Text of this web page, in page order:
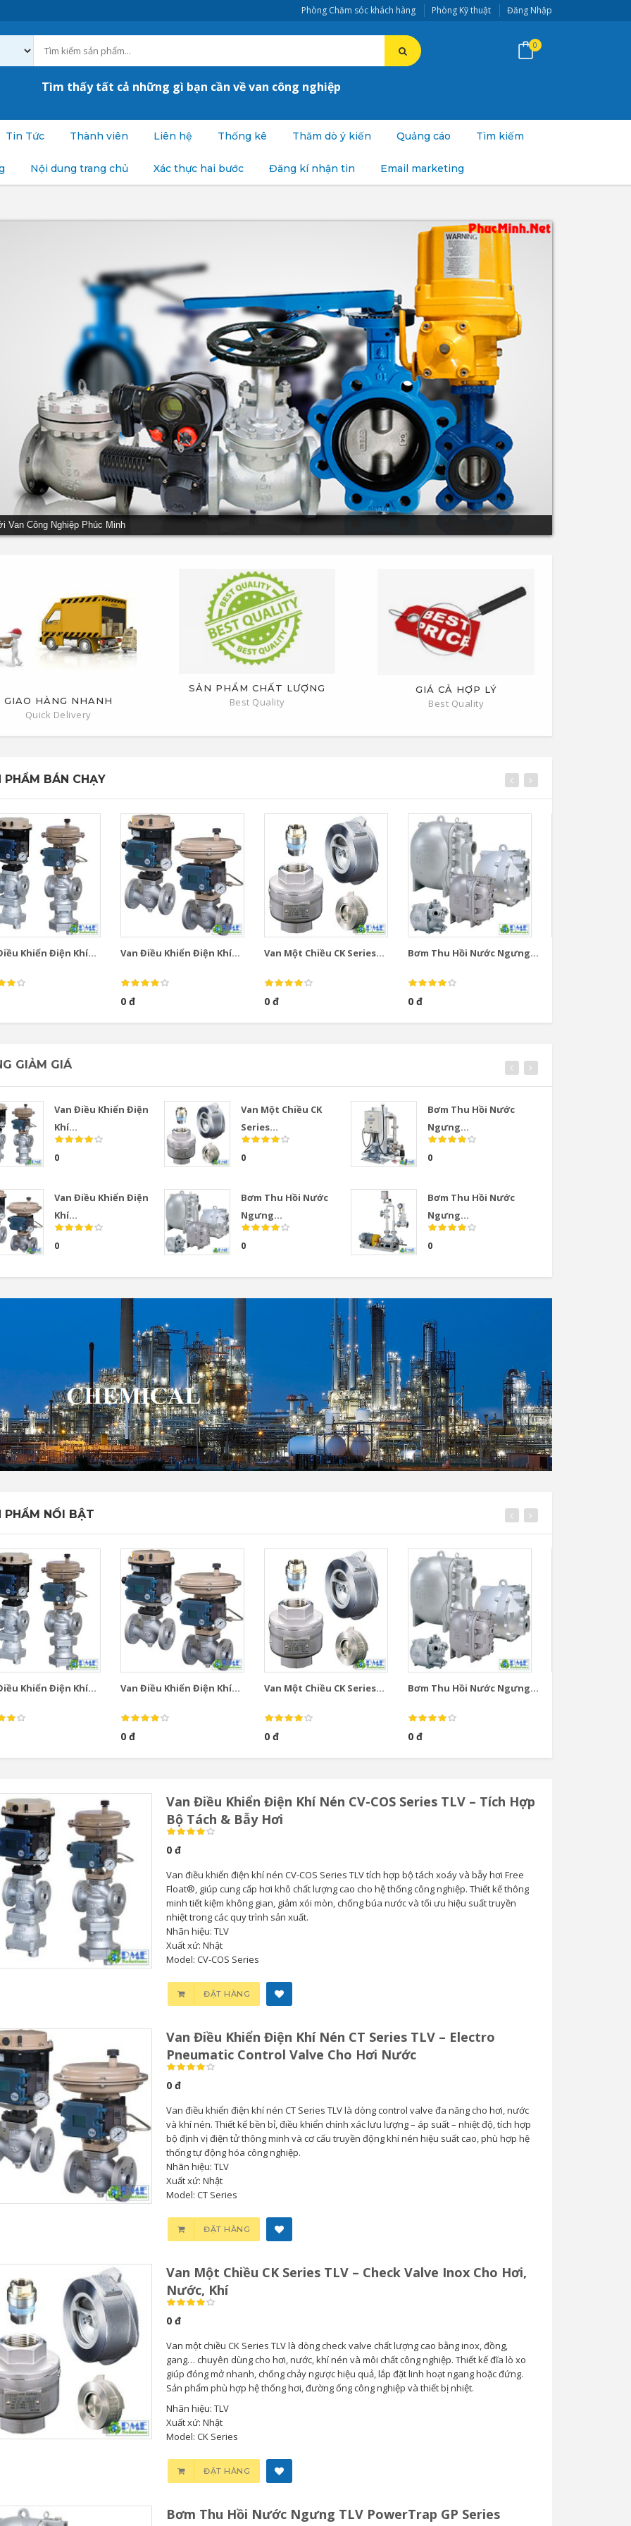
Phòng Chăm sóc khách hàng Phòng Kỹ thuật Đăng Nhập
Tìm thấy tất cả những gì bạn cần về van công nghiệp
0
Tin Tức Thành viên Liên hệ Thống kê Thăm dò ý kiến Quảng cáo Tìm kiếm
Nội dung trang chủ Xác thực hai bước Đăng kí nhận tin Email marketing
Van Công Nghiệp Phúc Minh
GIAO HÀNG NHANH
Quick Delivery
SẢN PHẨM CHẤT LƯỢNG
Best Quality
GIÁ CẢ HỢP LÝ
Best Quality
PHẨM BÁN CHẠY
Khiển Điện Khí... Van Điều Khiển Điện Khí...
0 đ
Van Một Chiều CK Series...
0 đ
Bơm Thu Hồi Nước Ngưng...
0 đ
GIẢM GIÁ
Van Điều Khiển Điện
Khí...
0
Van Điều Khiển Điện
Khí...
0
Van Một Chiều CK
Series...
0
Bơm Thu Hồi Nước
Ngưng...
0
Bơm Thu Hồi Nước
Ngưng...
0
Bơm Thu Hồi Nước
Ngưng...
0
PHẨM NỔI BẬT
Khiển Điện Khí... Van Điều Khiển Điện Khí...
0 đ
Van Một Chiều CK Series...
0 đ
Bơm Thu Hồi Nước Ngưng...
0 đ
Van Điều Khiển Điện Khí Nén CV-COS Series TLV – Tích Hợp
Bộ Tách & Bẫy Hơi
0 đ
Van điều khiển điện khí nén CV-COS Series TLV tích hợp bộ tách xoáy và bẫy hơi Free
Float®, giúp cung cấp hơi khô chất lượng cao cho hệ thống công nghiệp. Thiết kế thông
minh tiết kiệm không gian, giảm xói mòn, chống búa nước và tối ưu hiệu suất truyền
nhiệt trong các quy trình sản xuất.
Nhãn hiệu: TLV
Xuất xứ: Nhật
Model: CV-COS Series
ĐẶT HÀNG
Van Điều Khiển Điện Khí Nén CT Series TLV – Electro
Pneumatic Control Valve Cho Hơi Nước
0 đ
Van điều khiển điện khí nén CT Series TLV là dòng control valve đa năng cho hơi, nước
và khí nén. Thiết kế bền bỉ, điều khiển chính xác lưu lượng – áp suất – nhiệt độ, tích hợp
bộ định vị điện tử thông minh và cơ cấu truyền động khí nén hiệu suất cao, phù hợp hệ
thống tự động hóa công nghiệp.
Nhãn hiệu: TLV
Xuất xứ: Nhật
Model: CT Series
ĐẶT HÀNG
Van Một Chiều CK Series TLV – Check Valve Inox Cho Hơi,
Nước, Khí
0 đ
Van một chiều CK Series TLV là dòng check valve chất lượng cao bằng inox, đồng,
gang… chuyên dùng cho hơi, nước, khí nén và môi chất công nghiệp. Thiết kế đĩa lò xo
giúp đóng mở nhanh, chống chảy ngược hiệu quả, lắp đặt linh hoạt ngang hoặc đứng.
Sản phẩm phù hợp hệ thống hơi, đường ống công nghiệp và thiết bị nhiệt.
Nhãn hiệu: TLV
Xuất xứ: Nhật
Model: CK Series
ĐẶT HÀNG
Bơm Thu Hồi Nước Ngưng TLV PowerTrap GP Series
Bơm Thu Hồi Nước
Bơm Thu Hồi Nước
Ngưng Chân...
0
Bơm Thu Hồi Nước
Ngưng TLV...
Van Giảm Áp Hơi TLV
COS Series...
Van Xả Bypass TLV
BD800 Chính...
0
0
0